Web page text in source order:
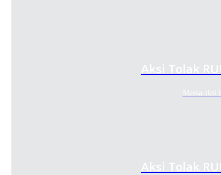
Aksi Tolak
Massa aksi
Aksi Tolak